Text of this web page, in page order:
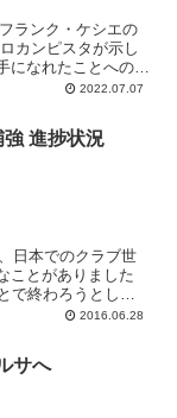
ランク・ケシエの
カンピスタが示し
になれたことへの誇
うな活躍を見せたい
2022.07.07
進捗状況
日本でのクラブ世
ことがありました
で終わろうとして
って特に表立った変
画が具体化してい
2016.06.28
サへ